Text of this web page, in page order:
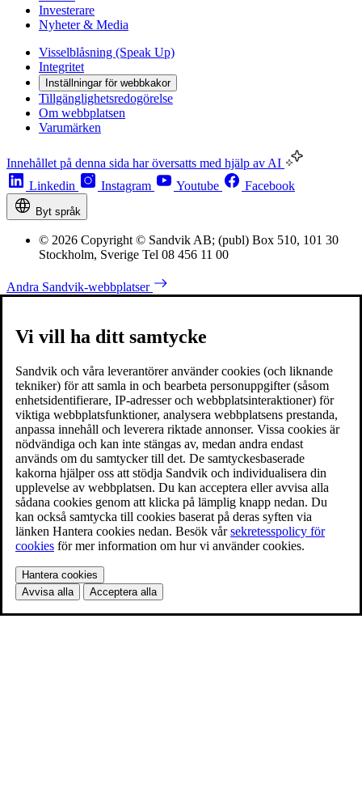
Investerare
Nyheter & Media
Visselblåsning (Speak Up)
Integritet
Inställningar för webbkakor
Tillgänglighetsredogörelse
Om webbplatsen
Varumärken
Innehållet på denna sida har översatts med hjälp av AI
Linkedin
Instagram Youtube Facebook
Byt språk
© 2026 Copyright © Sandvik AB; (publ) Box 510, 101 30
Stockholm, Sverige Tel 08 456 11 00
Andra Sandvik-webbplatser
Vi vill ha ditt samtycke
Sandvik och våra leverantörer använder cookies (och liknande
tekniker) för att samla in och bearbeta personuppgifter (såsom
enhetsidentifierare, IP-adresser och webbplatsinteraktioner) för
viktiga webbplatsfunktioner, analysera webbplatsens prestanda,
anpassa innehåll och leverera riktade annonser. Vissa cookies är
nödvändiga och kan inte stängas av, medan andra endast
används om du samtycker till det. De samtyckesbaserade
kakorna hjälper oss att stödja Sandvik och individualisera din
upplevelse av webbplatsen. Du kan acceptera eller avvisa alla
sådana cookies genom att klicka på lämplig knapp nedan. Du
kan också samtycka till cookies baserat på deras syften via
länken Hantera cookies nedan. Besök vårsekretesspolicy för
cookies för mer information om hur vi använder cookies.
Hantera cookies
Avvisa alla
Acceptera alla